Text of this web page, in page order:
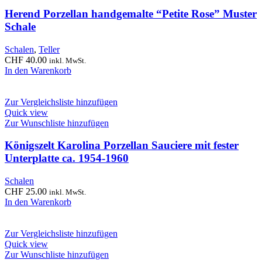
Herend Porzellan handgemalte “Petite Rose” Muster
Schale
Schalen, Teller
CHF 40.00 inkl. MwSt.
In den Warenkorb
Zur Vergleichsliste hinzufügen
Quick view
Zur Wunschliste hinzufügen
Königszelt Karolina Porzellan Sauciere mit fester
Unterplatte ca. 1954-1960
Schalen
CHF 25.00 inkl. MwSt.
In den Warenkorb
Zur Vergleichsliste hinzufügen
Quick view
Zur Wunschliste hinzufügen